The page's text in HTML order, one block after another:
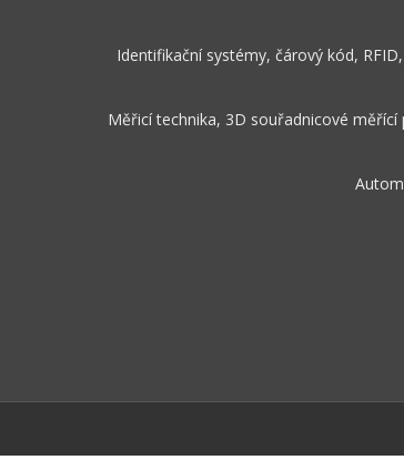
Identifikační systémy, čárový kód,
Měřicí technika, 3D souřadnicové